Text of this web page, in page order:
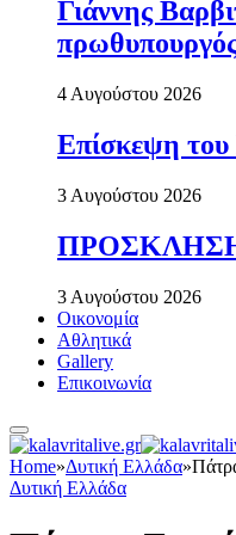
Γιάννης
4 Αυγούστου 2026
Επίσκεψη
3 Αυγούστου 2026
ΠΡΟΣΚΛΗΣΗ
3 Αυγούστου 2026
Οικονομία
Αθλητικά
Gallery
Επικοινωνία
Home»Δυτική Ελλάδα»
Δυτική Ελλάδα